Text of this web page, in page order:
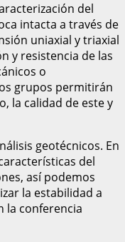
del
intacta a través de
uniaxial y triaxial
y resistencia de las
o
grupos permitirán
la calidad de este y
geotécnicos. En
del
así podemos
la estabilidad a
la conferencia